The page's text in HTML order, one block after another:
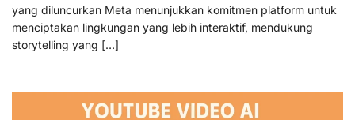
yang diluncurkan Meta menunjukkan komitmen platform untuk
menciptakan lingkungan yang lebih interaktif, mendukung
storytelling yang […]